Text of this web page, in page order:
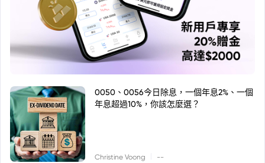
0050、0056今日除息，一個年息2%、一個
年息超過10%，你該怎麼選？
Christine Voong --